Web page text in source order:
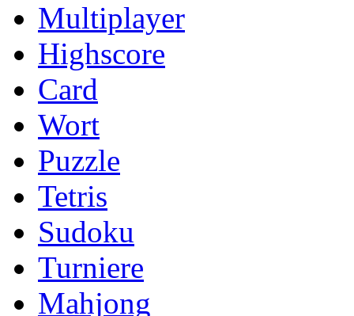
Multiplayer
Highscore
Card
Wort
Puzzle
Tetris
Sudoku
Turniere
Mahjong